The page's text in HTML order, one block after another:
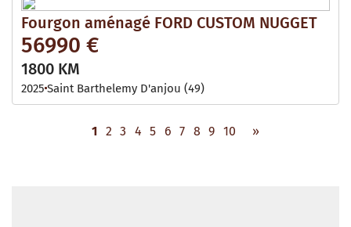
Fourgon aménagé FORD CUSTOM NUGGET
56990 €
1800 KM
2025 Saint Barthelemy D'anjou (49)
1 2 3 4 5 6 7 8 9 10 »